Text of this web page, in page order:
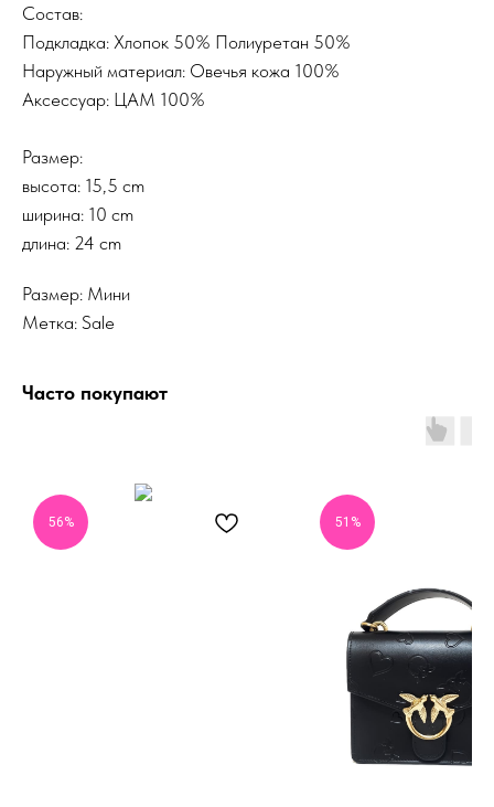
Состав:
Подкладка: Хлопок 50% Полиуретан 50%
Наружный материал: Овечья кожа 100%
Аксессуар: ЦАМ 100%
Размер:
высота: 15,5 cm
ширина: 10 cm
длина: 24 cm
Размер: Мини
Метка: Sale
Часто покупают
56% 51%